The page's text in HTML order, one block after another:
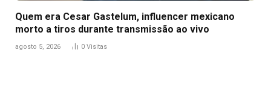
Quem era Cesar Gastelum, influencer mexicano
morto a tiros durante transmissão ao vivo
agosto 5, 2026 0 Visitas